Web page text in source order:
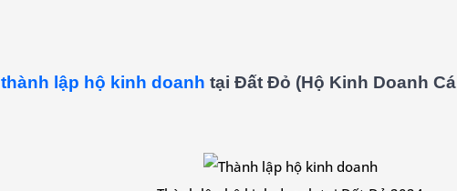
thành lập hộ kinh doanh tại Đất Đỏ (Hộ Kinh Doanh